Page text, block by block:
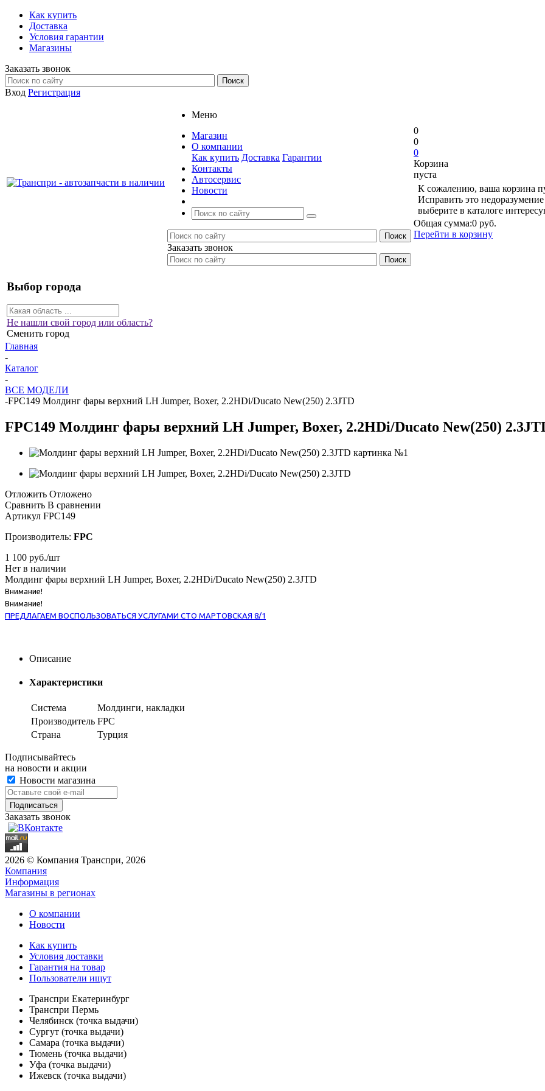
Как купить
Доставка
Условия гарантии
Магазины
Заказать звонок
Вход Регистрация
Меню
Магазин
О компании
Как купить Доставка Гарантии
Контакты
Автосервис
Новости
Заказать звонок
0
0
0
Корзина
пуста
К сожалению, ваша корзина
Исправить это
выберите в каталоге
Общая сумма:0 руб.
Перейти в корзину
Выбор города
Не нашли свой город или область?
Сменить город
Главная
-
Каталог
-
ВСЕ МОДЕЛИ
-FPC149 Молдинг фары верхний LH Jumper, Boxer, 2.2HDi/Ducato New(250) 2.3JTD
FPC149 Молдинг фары верхний LH Jumper, Boxer, 2.2HDi/Ducato New(250)
Отложить Отложено
Сравнить В сравнении
Артикул FPC149
Производитель: FPC
1 100 руб./шт
Нет в наличии
Молдинг фары верхний LH Jumper, Boxer, 2.2HDi/Ducato New(250) 2.3JTD
Внимание!
Внимание!
ПРЕДЛАГАЕМ ВОСПОЛЬЗОВАТЬСЯ УСЛУГАМИ СТО МАРТОВСКАЯ 8/1
Описание
Характеристики
Система
Молдинги, накладки
Производитель FPC
Страна
Турция
Подписывайтесь
на новости и акции
Новости магазина
Заказать звонок
2026 © Компания Транспри, 2026
Компания
Информация
Магазины в регионах
О компании
Новости
Как купить
Условия доставки
Гарантия на товар
Пользователи ищут
Транспри Екатеринбург
Транспри Пермь
Челябинск (точка выдачи)
Сургут (точка выдачи)
Самара (точка выдачи)
Тюмень (точка выдачи)
Уфа (точка выдачи)
Ижевск (точка выдачи)